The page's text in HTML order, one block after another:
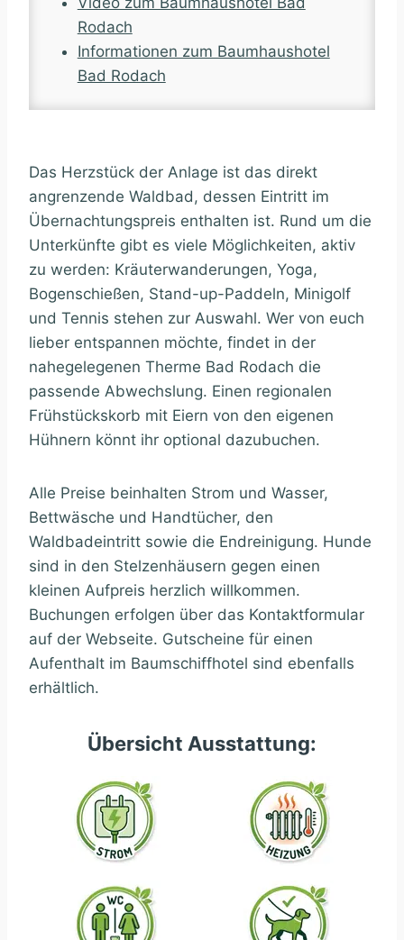
Rodach
Informationen zum Baumhaushotel
Bad Rodach
Das Herzstück der Anlage ist das direkt
angrenzende Waldbad, dessen Eintritt im
Übernachtungspreis enthalten ist. Rund um die
Unterkünfte gibt es viele Möglichkeiten, aktiv
zu werden: Kräuterwanderungen, Yoga,
Bogenschießen, Stand-up-Paddeln, Minigolf
und Tennis stehen zur Auswahl. Wer von euch
lieber entspannen möchte, findet in der
nahegelegenen Therme Bad Rodach die
passende Abwechslung. Einen regionalen
Frühstückskorb mit Eiern von den eigenen
Hühnern könnt ihr optional dazubuchen.
Alle Preise beinhalten Strom und Wasser,
Bettwäsche und Handtücher, den
Waldbadeintritt sowie die Endreinigung. Hunde
sind in den Stelzenhäusern gegen einen
kleinen Aufpreis herzlich willkommen.
Buchungen erfolgen über das Kontaktformular
auf der Webseite. Gutscheine für einen
Aufenthalt im Baumschiffhotel sind ebenfalls
erhältlich.
Übersicht Ausstattung: